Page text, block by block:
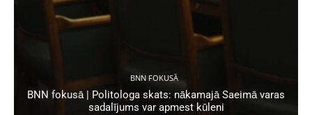
BNN FOKUSĀ
BNN fokusā | Politologa skats: nākamajā Saeimā varas
sadalījums var apmest kūleni